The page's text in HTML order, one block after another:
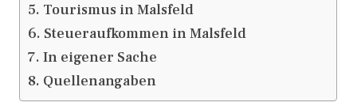
Tourismus in Malsfeld
Steueraufkommen in Malsfeld
In eigener Sache
Quellenangaben